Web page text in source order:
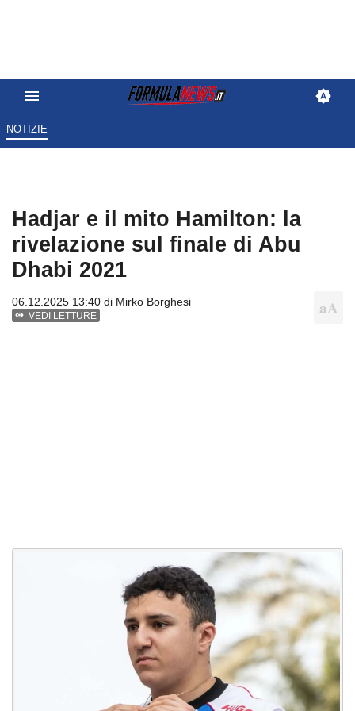
NOTIZIE
Hadjar e il mito Hamilton: la
rivelazione sul finale di Abu
Dhabi 2021
06.12.2025 13:40 di Mirko Borghesi
VEDI LETTURE